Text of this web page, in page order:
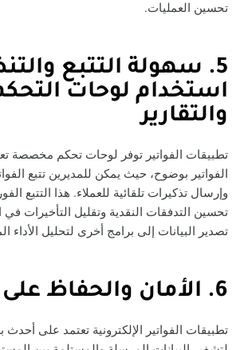
تحسين العمليات.
5. سهولة التتبع
استخدام لوحات
والتقارير
تطبيقات الفواتير توفر لوحات تحكم مخصصة
الفواتير بوضوح، حيث يمكن للمديرين تتبع
وإرسال تذكيرات تلقائية للعملاء. هذا التتبع
تحسين التدفقات النقدية وتقليل التأخيرات في
تصدير البيانات إلى برامج أخرى لتحليل الأداء
6. الأمان والحفاظ على البيانات
تطبيقات الفواتير الإلكترونية تعتمد على أحدث